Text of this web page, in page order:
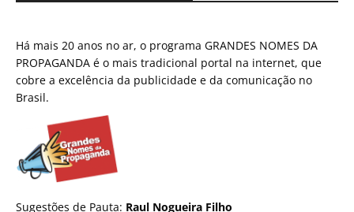
Há mais 20 anos no ar, o programa GRANDES NOMES DA
PROPAGANDA é o mais tradicional portal na internet, que
cobre a excelência da publicidade e da comunicação no
Brasil.
Sugestões de Pauta: Raul Nogueira Filho